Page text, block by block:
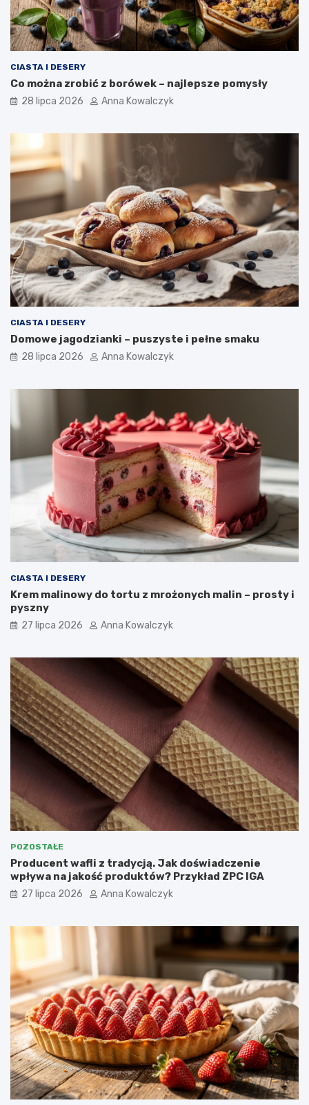
CIASTA I DESERY
Co można zrobić z borówek – najlepsze pomysły
28 lipca 2026 Anna Kowalczyk
CIASTA I DESERY
Domowe jagodzianki – puszyste i pełne smaku
28 lipca 2026 Anna Kowalczyk
CIASTA I DESERY
Krem malinowy do tortu z mrożonych malin – prosty i
pyszny
27 lipca 2026 Anna Kowalczyk
POZOSTAŁE
Producent wafli z tradycją. Jak doświadczenie
wpływa na jakość produktów? Przykład ZPC IGA
27 lipca 2026 Anna Kowalczyk